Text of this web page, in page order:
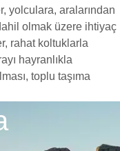
yolculara, aralarından
olmak üzere ihtiyaç
rahat koltuklarla
hayranlıkla
toplu taşıma